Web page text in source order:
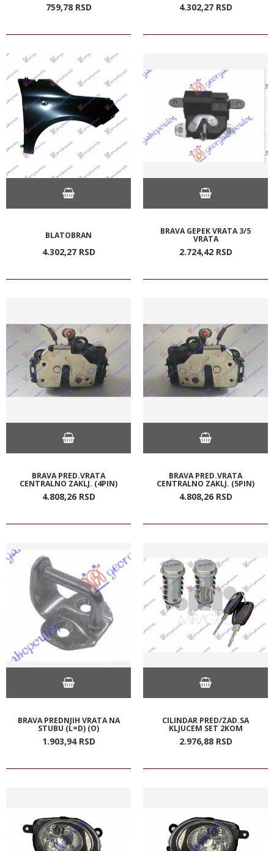
759,78 RSD 4.302,27 RSD
BLATOBRAN
4.302,27 RSD
BRAVA GEPEK VRATA 3/5
VRATA
2.724,42 RSD
BRAVA PRED.VRATA
CENTRALNO ZAKLJ. (4PIN)
4.808,26 RSD
BRAVA PRED.VRATA
CENTRALNO ZAKLJ. (5PIN)
4.808,26 RSD
BRAVA PREDNJIH VRATA NA
STUBU (L=D) (O)
1.903,94 RSD
CILINDAR PRED/ZAD.SA
KLJUCEM SET 2KOM
2.976,88 RSD